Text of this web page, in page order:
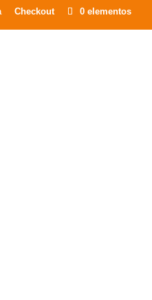
Checkout 0 elementos